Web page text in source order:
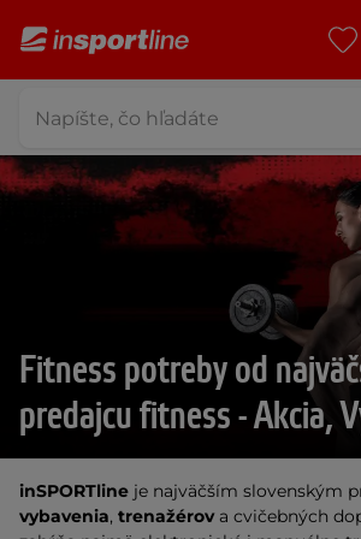
Fitness potreby od
predajcu fitness - Akcia,
inSPORTline je najväčším slovenským
vybavenia, trenažérova cvičebných